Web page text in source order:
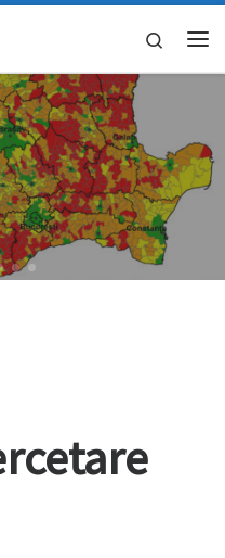
Search